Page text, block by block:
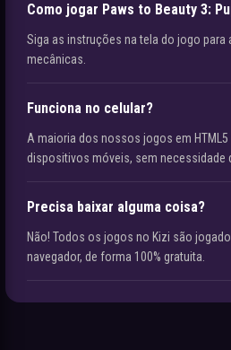
Como jogar Paws to Beauty 3:
Siga as instruções na tela do jogo para
mecânicas.
Funciona no celular?
A maioria dos nossos jogos em
dispositivos móveis, sem necessidade
Precisa baixar alguma coisa?
Não! Todos os jogos no Kizi são
navegador, de forma 100% gratuita.